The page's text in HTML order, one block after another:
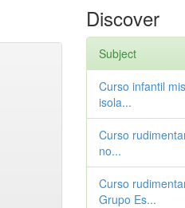
Discover
Subject
Curso infantil
isola...
Curso
no...
Curso
Grupo Es...